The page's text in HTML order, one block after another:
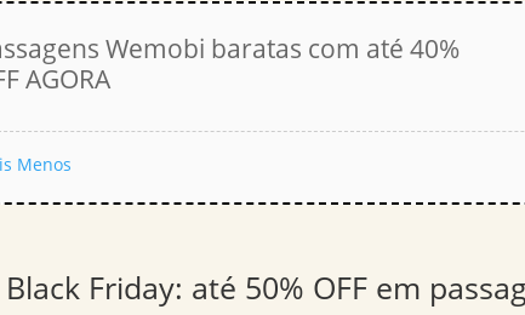
Wemobi baratas com até 40%
AGORA
Menos
Friday: até 50% OFF em